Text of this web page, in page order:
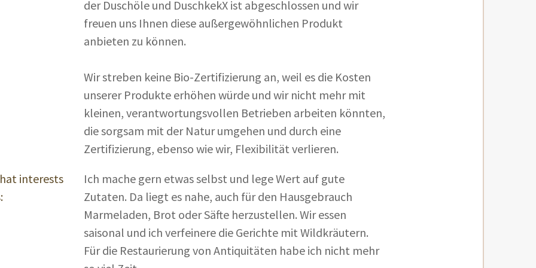
der Duschöle und DuschkekX ist abgeschlossen und wir
freuen uns Ihnen diese außergewöhnlichen Produkt
anbieten zu können.
Wir streben keine Bio-Zertifizierung an, weil es die Kosten
unserer Produkte erhöhen würde und wir nicht mehr mit
kleinen, verantwortungsvollen Betrieben arbeiten könnten,
die sorgsam mit der Natur umgehen und durch eine
Zertifizierung, ebenso wie wir, Flexibilität verlieren.
interests
Ich mache gern etwas selbst und lege Wert auf gute
Zutaten. Da liegt es nahe, auch für den Hausgebrauch
Marmeladen, Brot oder Säfte herzustellen. Wir essen
saisonal und ich verfeinere die Gerichte mit Wildkräutern.
Für die Restaurierung von Antiquitäten habe ich nicht mehr